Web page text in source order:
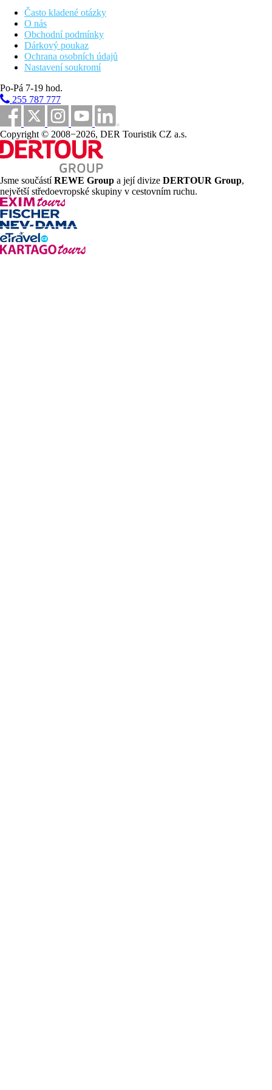
Web
www.panoramahotel-lesvos.com
Internet
Internet a WiFi v hlavní budově za poplatek.
Vzdálenosti
800 m
Nákupy
200 m
Vzdálenost k pláži
Restaurace
60 km
Vzdálenost od nejbližšího letiště
800 m
Centrum města
Často kladené otázky
O nás
Obchodní podmínky
Dárkový poukaz
Ochrana osobních údajů
Nastavení soukromí
Po-Pá 7-19 hod.
255 787 777
Copyright © 2008−2026, DER Touristik CZ a.s.
Jsme součástíREWE Group a její divize DERTOUR Group,
největší středoevropské skupiny v cestovním ruchu.